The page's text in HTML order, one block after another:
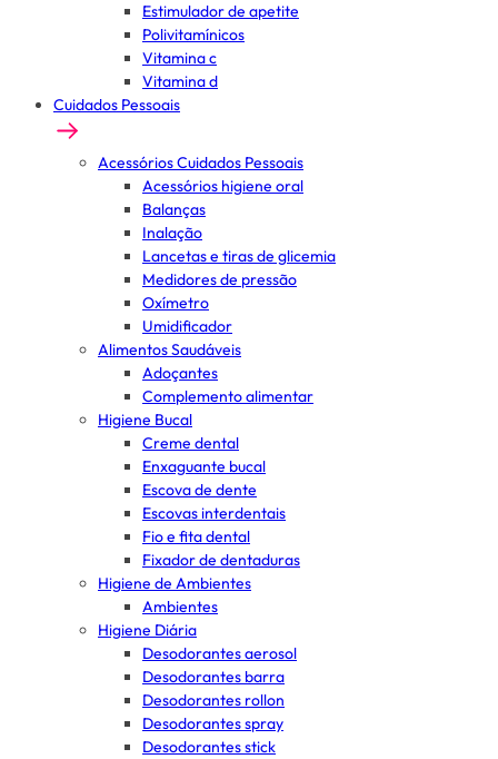
Estimulador de apetite
Polivitamínicos
Vitamina c
Vitamina d
Cuidados Pessoais
Acessórios Cuidados Pessoais
Acessórios higiene oral
Balanças
Inalação
Lancetas e tiras de glicemia
Medidores de pressão
Oxímetro
Umidificador
Alimentos Saudáveis
Adoçantes
Complemento alimentar
Higiene Bucal
Creme dental
Enxaguante bucal
Escova de dente
Escovas interdentais
Fio e fita dental
Fixador de dentaduras
Higiene de Ambientes
Ambientes
Higiene Diária
Desodorantes aerosol
Desodorantes barra
Desodorantes rollon
Desodorantes spray
Desodorantes stick